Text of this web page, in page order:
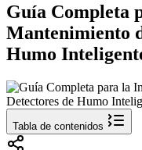
Guía Completa
Mantenimiento
Humo
Tabla de contenidos